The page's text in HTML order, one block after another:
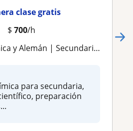
clase gratis
$ 700/h
bachillerato, universidad y IB Chemistry
para secundaria,
preparación